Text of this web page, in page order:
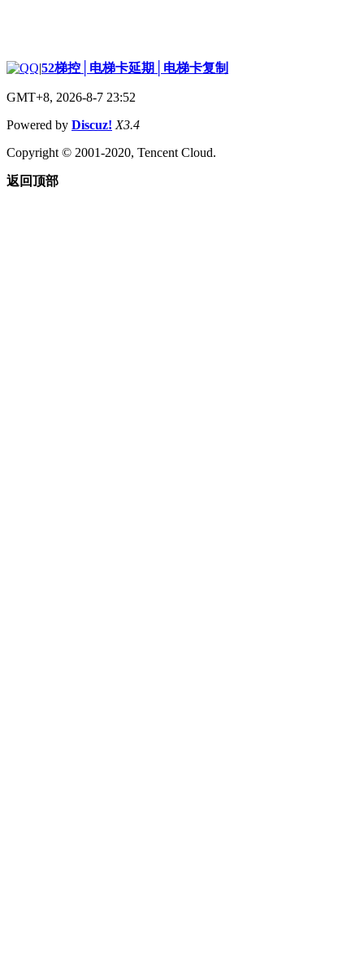
|52梯控│电梯卡延期│电梯卡复制
GMT+8, 2026-8-7 23:52
Powered by Discuz! X3.4
Copyright © 2001-2020, Tencent Cloud.
返回顶部